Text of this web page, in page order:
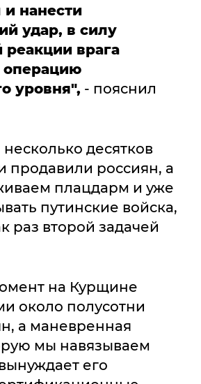
нанести
удар, в силу
реакции врага
операцию
уровня", - пояснил
десятков
продавили россиян, а
плацдарм и уже
путинские войска,
раз второй задачей
на Курщине
около полусотни
а маневренная
мы навязываем
его